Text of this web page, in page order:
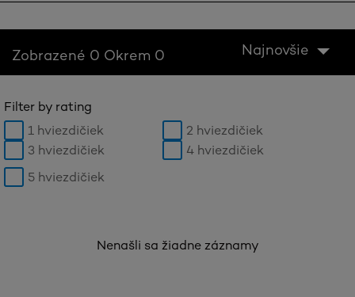
Zobrazené 0 Okrem 0 Najnovšie
Filter by rating
1 hviezdičiek
2 hviezdičiek
3 hviezdičiek
4 hviezdičiek
5 hviezdičiek
Nenašli sa žiadne záznamy